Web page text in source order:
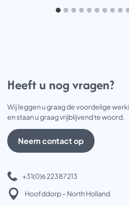
Heeft u nog vragen?
Wij leggen u graag de voordelige
en staan u graag vrijblijvend te woord.
Neem contact op
+31(0)6 22387213
Hoofddorp – North Holland